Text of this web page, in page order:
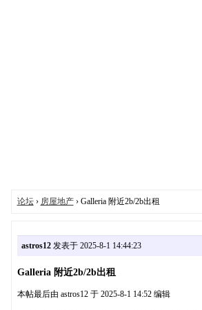
论坛› 房屋地产› Galleria 附近2b/2b出租
astros12发表于 2025-8-1 14:44:23
Galleria 附近2b/2b出租
本帖最后由 astros12 于 2025-8-1 14:52 编辑